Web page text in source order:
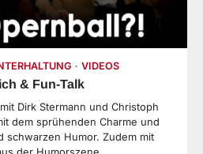
VIDEOS
& Fun-Talk
Dirk Stermann und Christoph
dem sprühenden Charme und
schwarzen Humor. Zudem mit